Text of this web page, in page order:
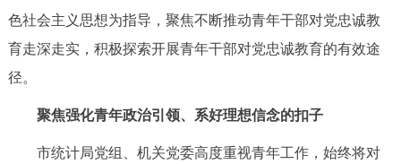
12345网上接诉即办 我要咨询 我要建议
走进北京
色社会主义思想为指导，聚焦不断推动青年干部对党忠诚教
育走深走实，积极探索开展青年干部对党忠诚教育的有效途
径。
聚焦强化青年政治引领、系好理想信念的扣子
市统计局党组、机关党委高度重视青年工作，始终将对